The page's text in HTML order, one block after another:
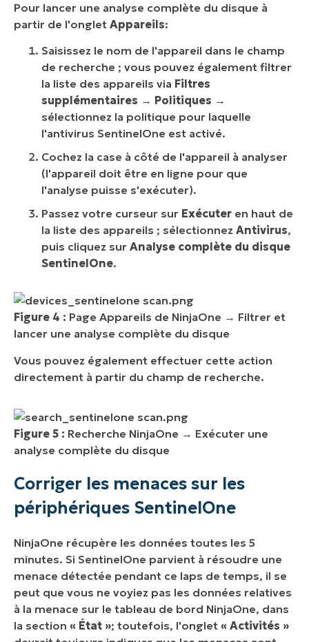
Pour lancer une analyse complète du disque à
partir de l'onglet Appareils:
Saisissez le nom de l'appareil dans le champ
de recherche ; vous pouvez également filtrer
la liste des appareils via Filtres
supplémentaires → Politiques →
sélectionnez la politique pour laquelle
l'antivirus SentinelOne est activé.
Cochez la case à côté de l'appareil à analyser
(l'appareil doit être en ligne pour que
l'analyse puisse s'exécuter).
Passez votre curseur sur Exécuter en haut de
la liste des appareils ; sélectionnez Antivirus,
puis cliquez sur Analyse complète du disque
SentinelOne.
Figure 4 : Page Appareils de NinjaOne → Filtrer et
lancer une analyse complète du disque
Vous pouvez également effectuer cette action
directement à partir du champ de recherche.
Figure 5 : Recherche NinjaOne → Exécuter une
analyse complète du disque
Corriger les menaces sur les
périphériques SentinelOne
NinjaOne récupère les données toutes les 5
minutes. Si SentinelOne parvient à résoudre une
menace détectée pendant ce laps de temps, il se
peut que vous ne voyiez pas les données relatives
à la menace sur le tableau de bord NinjaOne, dans
la section « État »; toutefois, l'onglet « Activités »